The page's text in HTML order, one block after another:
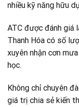
nhiều kỹ năng hữu
ATC được đánh giá
Thanh Hóa có số
xuyên nhận cơn
học.
Không chỉ chuyên
giá trị chia sẻ kiến